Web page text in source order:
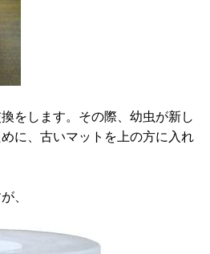
をします。その際、幼虫が新し
に、古いマットを上の方に入れ
、